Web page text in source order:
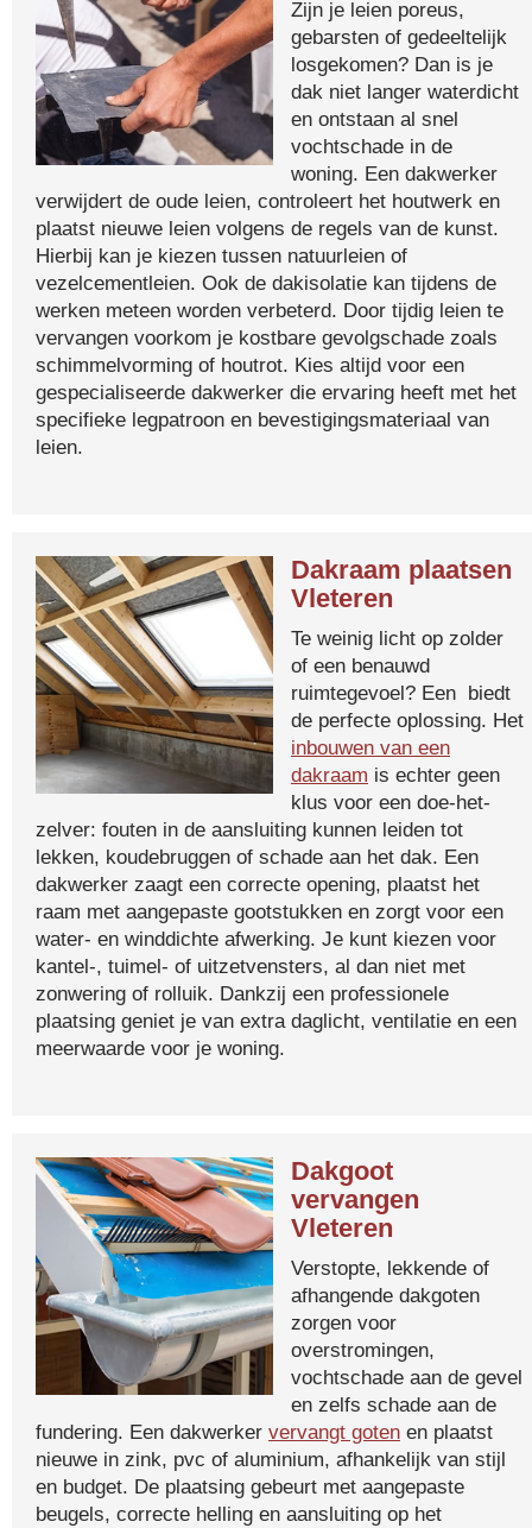
Zijn je leien poreus,
gebarsten of gedeeltelijk
losgekomen? Dan is je
dak niet langer waterdicht
en ontstaan al snel
vochtschade in de
woning. Een dakwerker
verwijdert de oude leien, controleert het houtwerk en
plaatst nieuwe leien volgens de regels van de kunst.
Hierbij kan je kiezen tussen natuurleien of
vezelcementleien. Ook de dakisolatie kan tijdens de
werken meteen worden verbeterd. Door tijdig leien te
vervangen voorkom je kostbare gevolgschade zoals
schimmelvorming of houtrot. Kies altijd voor een
gespecialiseerde dakwerker die ervaring heeft met het
specifieke legpatroon en bevestigingsmateriaal van
leien.
Dakraam plaatsen
Vleteren
Te weinig licht op zolder
of een benauwd
ruimtegevoel? Een biedt
de perfecte oplossing. Het
inbouwen van een
dakraam is echter geen
klus voor een doe-het-
zelver: fouten in de aansluiting kunnen leiden tot
lekken, koudebruggen of schade aan het dak. Een
dakwerker zaagt een correcte opening, plaatst het
raam met aangepaste gootstukken en zorgt voor een
water- en winddichte afwerking. Je kunt kiezen voor
kantel-, tuimel- of uitzetvensters, al dan niet met
zonwering of rolluik. Dankzij een professionele
plaatsing geniet je van extra daglicht, ventilatie en een
meerwaarde voor je woning.
Dakgoot
vervangen
Vleteren
Verstopte, lekkende of
afhangende dakgoten
zorgen voor
overstromingen,
vochtschade aan de gevel
en zelfs schade aan de
fundering. Een dakwerker vervangt goten en plaatst
nieuwe in zink, pvc of aluminium, afhankelijk van stijl
en budget. De plaatsing gebeurt met aangepaste
beugels, correcte helling en aansluiting op het